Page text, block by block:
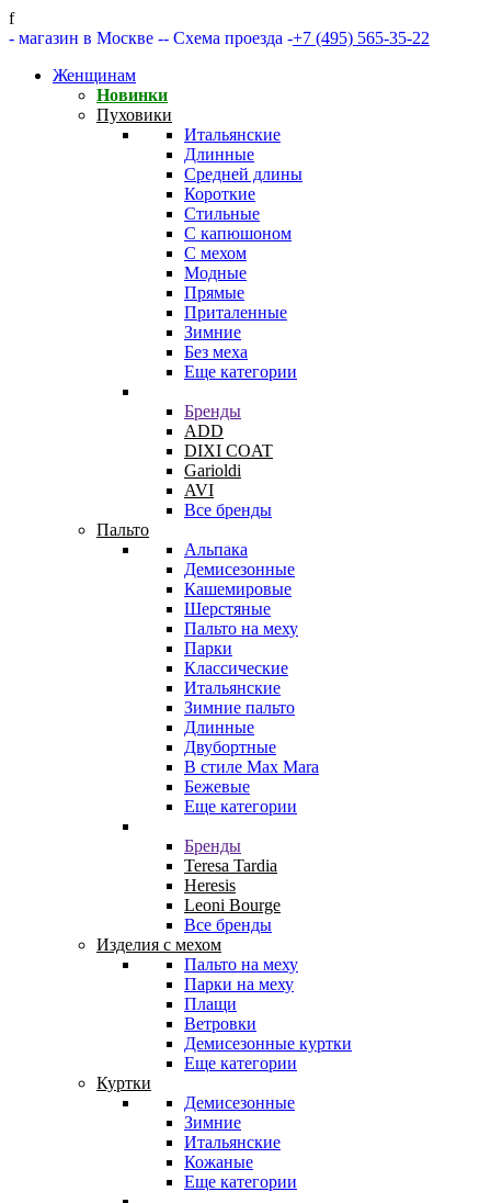
f
- магазин в Москве -- Схема проезда -+7 (495) 565-35-22
Женщинам
Новинки
Пуховики
Итальянские
Длинные
Средней длины
Короткие
Стильные
С капюшоном
С мехом
Модные
Прямые
Приталенные
Зимние
Без меха
Еще категории
Бренды
ADD
DIXI COAT
Garioldi
AVI
Все бренды
Пальто
Альпака
Демисезонные
Кашемировые
Шерстяные
Пальто на меху
Парки
Классические
Итальянские
Зимние пальто
Длинные
Двубортные
В стиле Max Mara
Бежевые
Еще категории
Бренды
Teresa Tardia
Heresis
Leoni Bourge
Все бренды
Изделия с мехом
Пальто на меху
Парки на меху
Плащи
Ветровки
Демисезонные куртки
Еще категории
Куртки
Демисезонные
Зимние
Итальянские
Кожаные
Еще категории